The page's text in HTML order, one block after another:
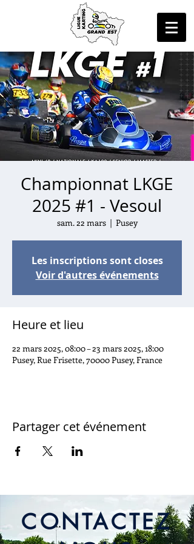
Championnat LKGE
2025 #1 - Vesoul
sam. 22 mars
  |
Pusey
Les inscriptions sont closes
Voir d'autres événements
Heure et lieu
22 mars 2025, 08:00 – 23 mars 2025, 18:00
Pusey, Rue Frisette, 70000 Pusey, France
Partager cet événement
CONTACTEZ